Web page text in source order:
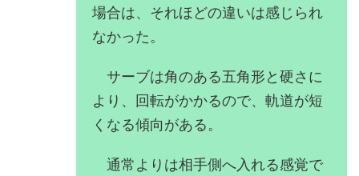
場合は、それほどの違いは感じられ
なかった。
サーブは角のある五角形と硬さに
より、回転がかかるので、軌道が短
くなる傾向がある。
通常よりは相手側へ入れる感覚で